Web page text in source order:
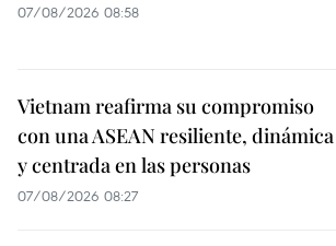
07/08/2026 08:58
Vietnam reafirma su compromiso
con una ASEAN resiliente, dinámica
y centrada en las personas
07/08/2026 08:27